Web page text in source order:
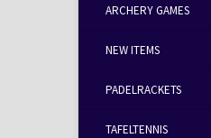
ARCHERY GAMES
NEW ITEMS
PADELRACKETS
TAFELTENNIS